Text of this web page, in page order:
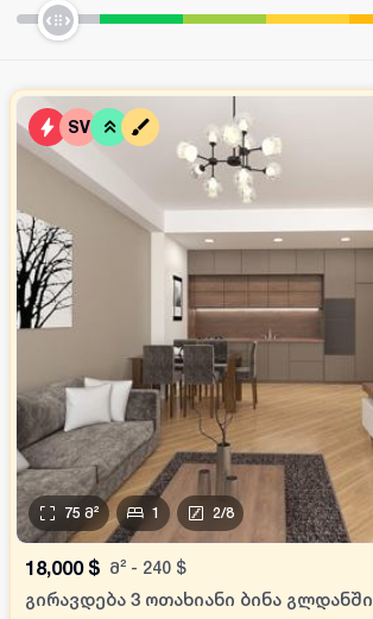
SV
75 მ² 1 2/8
18,000 $ მ² - 240 $
გირავდება 3 ოთახიანი ბინა გლდანში